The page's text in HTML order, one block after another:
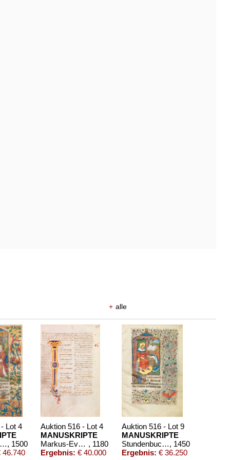
+ alle
Lot 4
Stundenbuch. Rouen um 1500, 1500
46.740
Auktion 516 - Lot 4
MANUSKRIPTE
Markus-Evangelium mit Glossa ordinaria. Pergamenthandschrift, Italien , 1180
Ergebnis: € 40.000
Auktion 516 - Lot 9
MANUSKRIPTE
Stundenbuch. Frankreich ca. 1450-70, 1450
Ergebnis: € 36.250